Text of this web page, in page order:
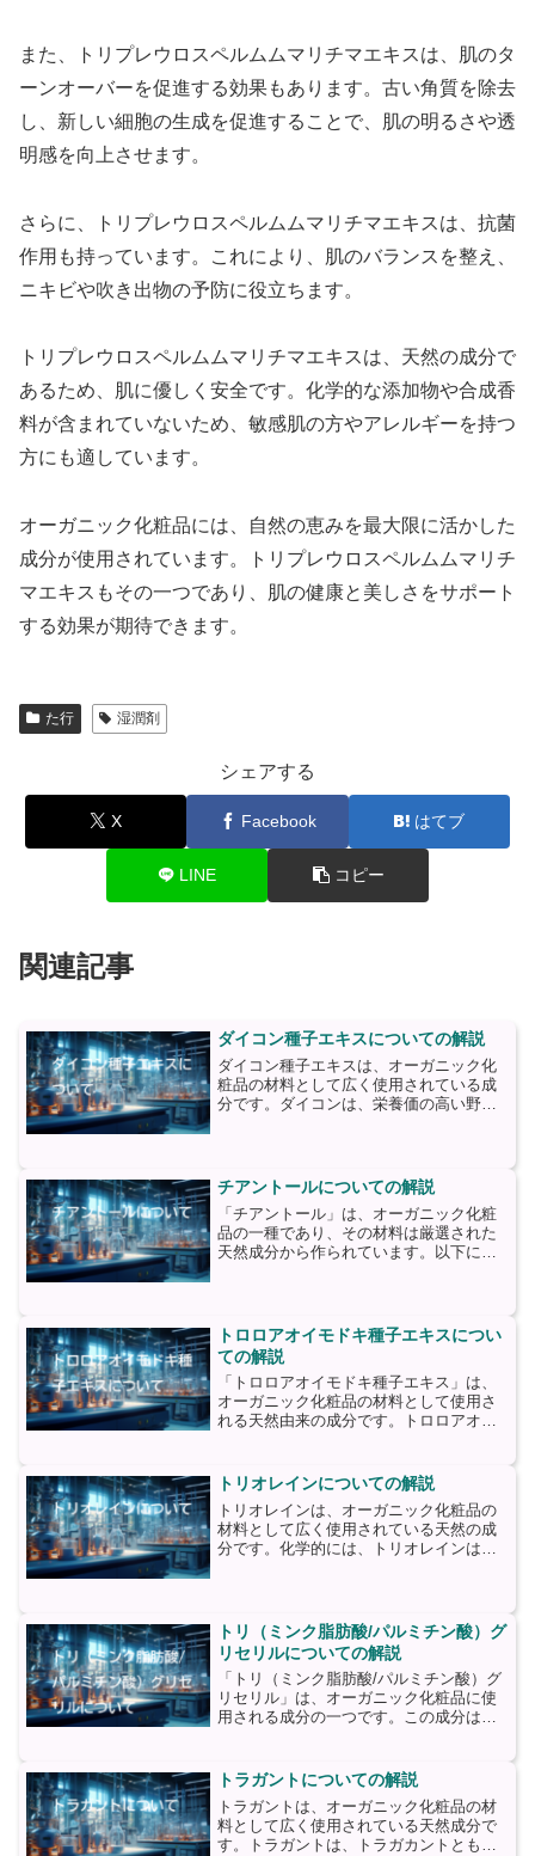
また、トリプレウロスペルムムマリチマエキスは、肌のタ
ーンオーバーを促進する効果もあります。古い角質を除去
し、新しい細胞の生成を促進することで、肌の明るさや透
明感を向上させます。
さらに、トリプレウロスペルムムマリチマエキスは、抗菌
作用も持っています。これにより、肌のバランスを整え、
ニキビや吹き出物の予防に役立ちます。
トリプレウロスペルムムマリチマエキスは、天然の成分で
あるため、肌に優しく安全です。化学的な添加物や合成香
料が含まれていないため、敏感肌の方やアレルギーを持つ
方にも適しています。
オーガニック化粧品には、自然の恵みを最大限に活かした
成分が使用されています。トリプレウロスペルムムマリチ
マエキスもその一つであり、肌の健康と美しさをサポート
する効果が期待できます。
た行 湿潤剤
シェアする
X Facebook はてブ
LINE コピー
関連記事
ダイコン種子エキスについての解説
ダイコン種子エキスは、オーガニック化
粧品の材料として広く使用されている成
分です。ダイコンは、栄養価の高い野菜
肌に様々な恩恵をもたらし...
チアントールについての解説
「チアントール」は、オーガニック化粧
品の一種であり、その材料は厳選された
天然成分から作られています。以下に、
となっています。チア...
トロロアオイモドキ種子エキスについ
ての解説
「トロロアオイモドキ種子エキス」は、
オーガニック化粧品の材料として使用さ
れる天然由来の成分です。トロロアオイ
してさまざまな効果をもたらします。ま
ず、トロロアオイモドキ種...
トリオレインについての解説
トリオレインは、オーガニック化粧品の
材料として広く使用されている天然の成
分です。化学的には、トリオレインはグ
を高めることで知られていま...
トリ（ミンク脂肪酸/パルミチン酸）グ
リセリルについての解説
「トリ（ミンク脂肪酸/パルミチン酸）グ
リセリル」は、オーガニック化粧品に使
用される成分の一つです。この成分は、
です。ミンク脂肪酸は、ミンクオイルか
ら抽出される天然の脂肪...
トラガントについての解説
トラガントは、オーガニック化粧品の材
料として広く使用されている天然成分で
す。トラガントは、トラガカントとも呼